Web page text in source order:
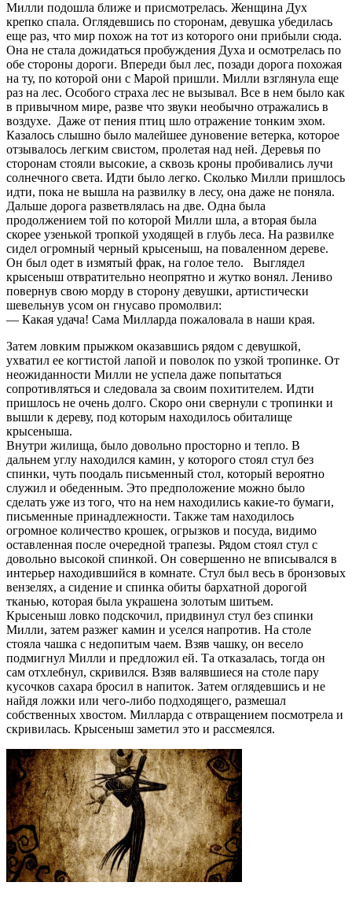
Милли подошла ближе и присмотрелась. Женщина Дух
крепко спала. Оглядевшись по сторонам, девушка убедилась
еще раз, что мир похож на тот из которого они прибыли сюда.
Она не стала дожидаться пробуждения Духа и осмотрелась по
обе стороны дороги. Впереди был лес, позади дорога похожая
на ту, по которой они с Марой пришли. Милли взглянула еще
раз на лес. Особого страха лес не вызывал. Все в нем было как
в привычном мире, разве что звуки необычно отражались в
воздухе. Даже от пения птиц шло отражение тонким эхом.
Казалось слышно было малейшее дуновение ветерка, которое
отзывалось легким свистом, пролетая над ней. Деревья по
сторонам стояли высокие, а сквозь кроны пробивались лучи
солнечного света. Идти было легко. Сколько Милли пришлось
идти, пока не вышла на развилку в лесу, она даже не поняла.
Дальше дорога разветвлялась на две. Одна была
продолжением той по которой Милли шла, а вторая была
скорее узенькой тропкой уходящей в глубь леса. На развилке
сидел огромный черный крысеныш, на поваленном дереве.
Он был одет в измятый фрак, на голое тело. Выглядел
крысеныш отвратительно неопрятно и жутко вонял. Лениво
повернув свою морду в сторону девушки, артистически
шевельнув усом он гнусаво промолвил:
— Какая удача! Сама Милларда пожаловала в наши края.
Затем ловким прыжком оказавшись рядом с девушкой,
ухватил ее когтистой лапой и поволок по узкой тропинке. От
неожиданности Милли не успела даже попытаться
сопротивляться и следовала за своим похитителем. Идти
пришлось не очень долго. Скоро они свернули с тропинки и
вышли к дереву, под которым находилось обиталище
крысеныша.
Внутри жилища, было довольно просторно и тепло. В
дальнем углу находился камин, у которого стоял стул без
спинки, чуть поодаль письменный стол, который вероятно
служил и обеденным. Это предположение можно было
сделать уже из того, что на нем находились какие-то бумаги,
письменные принадлежности. Также там находилось
огромное количество крошек, огрызков и посуда, видимо
оставленная после очередной трапезы. Рядом стоял стул с
довольно высокой спинкой. Он совершенно не вписывался в
интерьер находившийся в комнате. Стул был весь в бронзовых
вензелях, а сидение и спинка обиты бархатной дорогой
тканью, которая была украшена золотым шитьем.
Крысеныш ловко подскочил, придвинул стул без спинки
Милли, затем разжег камин и уселся напротив. На столе
стояла чашка с недопитым чаем. Взяв чашку, он весело
подмигнул Милли и предложил ей. Та отказалась, тогда он
сам отхлебнул, скривился. Взяв валявшиеся на столе пару
кусочков сахара бросил в напиток. Затем оглядевшись и не
найдя ложки или чего-либо подходящего, размешал
собственных хвостом. Милларда с отвращением посмотрела и
скривилась. Крысеныш заметил это и рассмеялся.